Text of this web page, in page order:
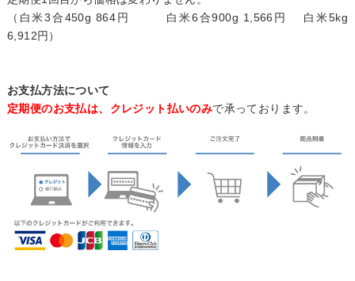
（白米3合450g 864円 白米6合900g 1,566円 白米5kg
6,912円）
お支払方法について
定期便のお支払は、クレジット払いのみで承っております。